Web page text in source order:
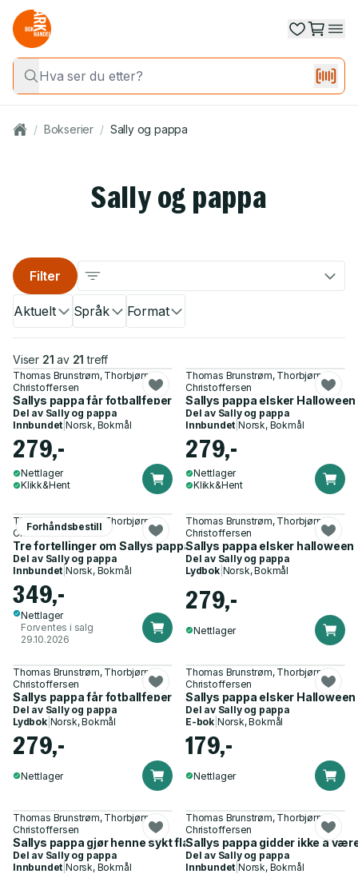
/ Bokserier / Sally og pappa
Sally og pappa
Aktuelt Språk Format
Filter
Viser 21 av 21 treff
Thomas Brunstrøm, Thorbjørn
Christoffersen
Sallys pappa får fotballfeber
Del av Sally og pappa
Innbundet |Norsk, Bokmål
279,-
Nettlager
Klikk&Hent
Thomas Brunstrøm, Thorbjørn
Christoffersen
Sallys pappa elsker Halloween
Del av Sally og pappa
Innbundet |Norsk, Bokmål
279,-
Nettlager
Klikk&Hent
Forhåndsbestill
Thomas Brunstrøm, Thorbjørn
Christoffersen
Tre fortellinger om Sallys pappa
Del av Sally og pappa
Innbundet |Norsk, Bokmål
349,-
Nettlager
Forventes i salg
29.10.2026
Thomas Brunstrøm, Thorbjørn
Christoffersen
Sallys pappa elsker halloween
Del av Sally og pappa
Lydbok| Norsk, Bokmål
279,-
Nettlager
Thomas Brunstrøm, Thorbjørn
Christoffersen
Sallys pappa får fotballfeber
Del av Sally og pappa
Lydbok| Norsk, Bokmål
279,-
Nettlager
Thomas Brunstrøm, Thorbjørn
Christoffersen
Sallys pappa elsker Halloween
Del av Sally og pappa
E-bok Norsk, Bokmål
179,-
Nettlager
Thomas Brunstrøm, Thorbjørn
Christoffersen
Sallys pappa gjør henne sykt flau
Del av Sally og pappa
Innbundet |Norsk, Bokmål
Thomas Brunstrøm, Thorbjørn
Christoffersen
Sallys pappa gidder ikke å
Del av Sally og pappa
Innbundet |Norsk, Bokmål